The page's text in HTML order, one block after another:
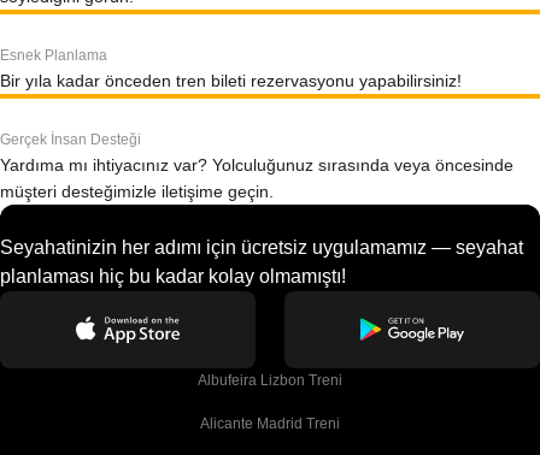
Esnek Planlama
Bir yıla kadar önceden tren bileti rezervasyonu yapabilirsiniz!
Gerçek İnsan Desteği
Yardıma mı ihtiyacınız var? Yolculuğunuz sırasında veya öncesinde
müşteri desteğimizle iletişime geçin.
Seyahatinizin her adımı için ücretsiz uygulamamız — seyahat
planlaması hiç bu kadar kolay olmamıştı!
Albufeira Lizbon Treni
Alicante Madrid Treni